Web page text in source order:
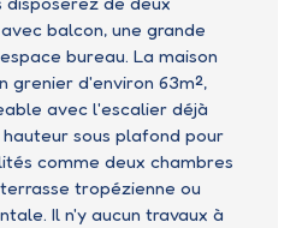
balcon, une grande
bureau. La maison
grenier d'environ 63m²,
avec l'escalier déjà
sous plafond pour
comme deux chambres
tropézienne ou
Il n'y aucun travaux à